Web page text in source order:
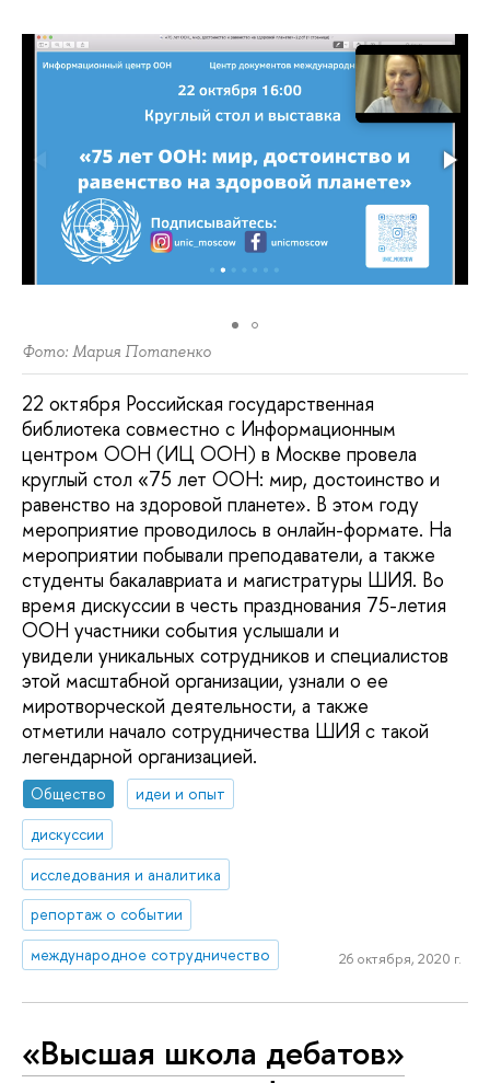
Фото: Мария Потапенко
22 октября Российская государственная
библиотека совместно с Информационным
центром ООН (ИЦ ООН) в Москве провела
круглый стол «75 лет ООН: мир, достоинство и
равенство на здоровой планете». В этом году
мероприятие проводилось в онлайн-формате. На
мероприятии побывали преподаватели, а также
студенты бакалавриата и магистратуры ШИЯ. Во
время дискуссии в честь празднования 75-летия
ООН участники события услышали и
увидели уникальных сотрудников и специалистов
этой масштабной организации, узнали о ее
миротворческой деятельности, а также
отметили начало сотрудничества ШИЯ с такой
легендарной организацией.
Общество
идеи и опыт
дискуссии
исследования и аналитика
репортаж о событии
международное сотрудничество
26 октября, 2020 г.
«Высшая школа дебатов»